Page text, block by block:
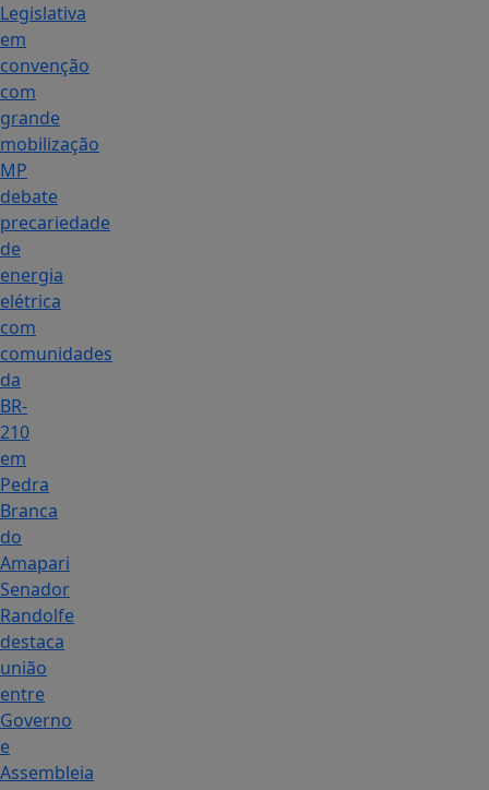
Legislativa
em
convenção
com
grande
mobilização
MP
debate
precariedade
de
energia
elétrica
com
comunidades
da
BR-
210
em
Pedra
Branca
do
Amapari
Senador
Randolfe
destaca
união
entre
Governo
e
Assembleia